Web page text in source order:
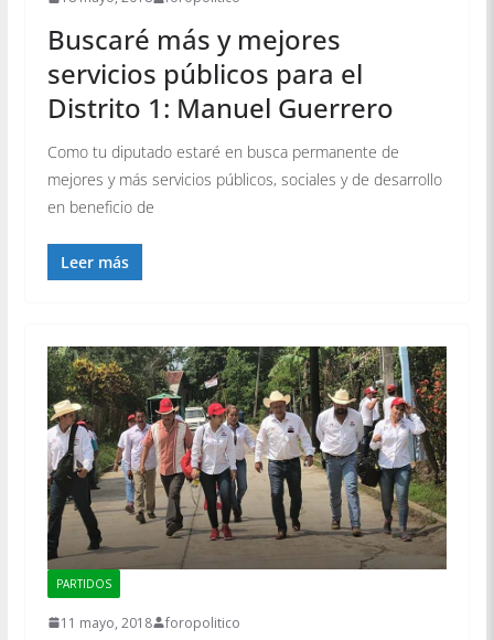
Buscaré más y mejores
servicios públicos para el
Distrito 1: Manuel Guerrero
Como tu diputado estaré en busca permanente de
mejores y más servicios públicos, sociales y de desarrollo
en beneficio de
Leer más
PARTIDOS
11 mayo, 2018 foropolitico